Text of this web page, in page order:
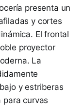
presenta un
y cortes
El frontal
proyector
La
y estriberas
para curvas